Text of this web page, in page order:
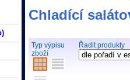
Chladící
Typ výpisu
zboží
Řadit produkty